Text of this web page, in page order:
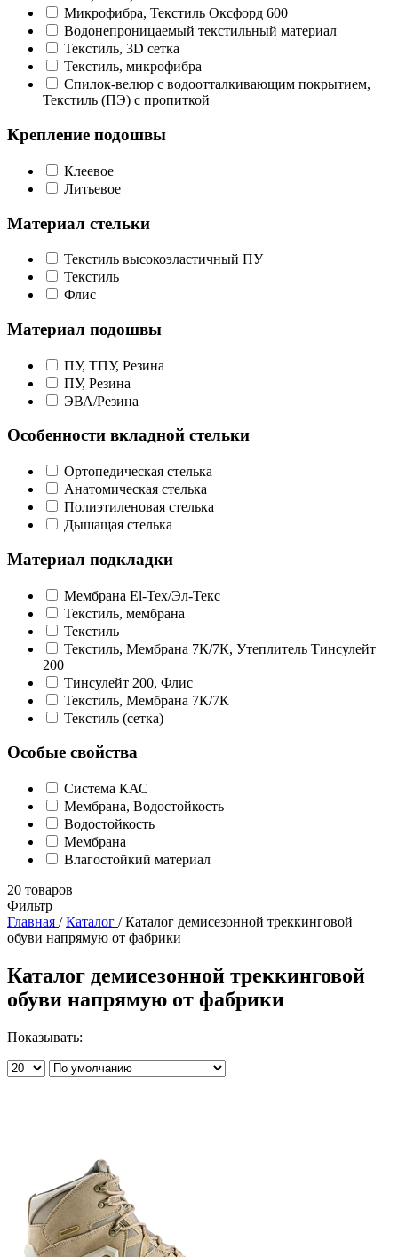
Микрофибра, Текстиль Оксфорд 600
Водонепроницаемый текстильный материал
Текстиль, 3D сетка
Текстиль, микрофибра
Спилок-велюр с водоотталкивающим покрытием,
Текстиль (ПЭ) с пропиткой
Крепление подошвы
Клеевое
Литьевое
Материал стельки
Текстиль высокоэластичный ПУ
Текстиль
Флис
Материал подошвы
ПУ, ТПУ, Резина
ПУ, Резина
ЭВА/Резина
Особенности вкладной стельки
Ортопедическая стелька
Анатомическая стелька
Полиэтиленовая стелька
Дышащая стелька
Материал подкладки
Мембрана El-Tex/Эл-Текс
Текстиль, мембрана
Текстиль
Текстиль, Мембрана 7К/7К, Утеплитель Тинсулейт
200
Тинсулейт 200, Флис
Текстиль, Мембрана 7К/7К
Текстиль (сетка)
Особые свойства
Система КАС
Мембрана, Водостойкость
Водостойкость
Мембрана
Влагостойкий материал
20 товаров
Фильтр
Главная / Каталог / Каталог демисезонной треккинговой
обуви напрямую от фабрики
Каталог демисезонной треккинговой
обуви напрямую от фабрики
Показывать: